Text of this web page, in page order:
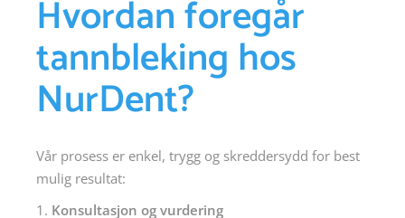
Hvordan foregår
tannbleking hos
NurDent?
Vår prosess er enkel, trygg og skreddersydd for best
mulig resultat:
Konsultasjon og vurdering